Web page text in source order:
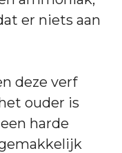
er niets aan
deze verf
ouder is
harde